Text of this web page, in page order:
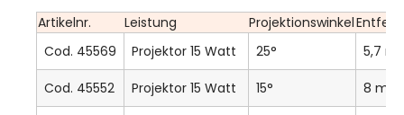
Artikelnr. Leistung Projektionswinkel
Cod. 45569
Projektor 15 Watt 25° 5,7 m
Cod. 45552 Projektor 15 Watt 15° 8 m